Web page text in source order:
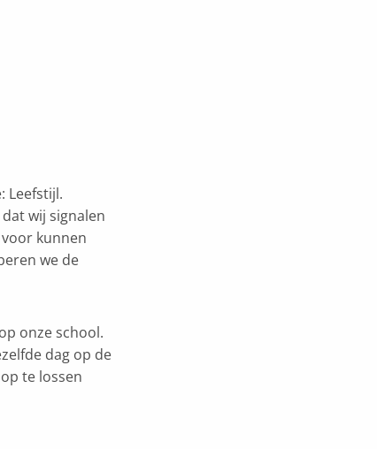
Leefstijl.
wij signalen
kunnen
we de
onze school.
dag op de
te lossen